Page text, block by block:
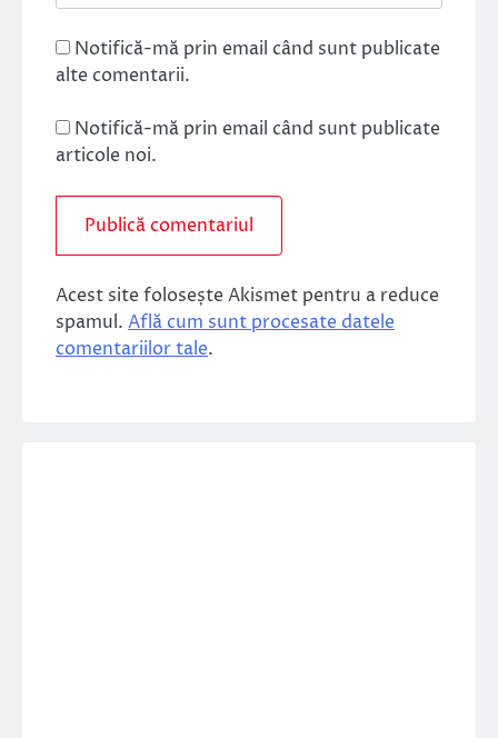
Notifică-mă prin email când sunt publicate
alte comentarii.
Notifică-mă prin email când sunt publicate
articole noi.
Acest site folosește Akismet pentru a reduce
spamul. Află cum sunt procesate datele
comentariilor tale.